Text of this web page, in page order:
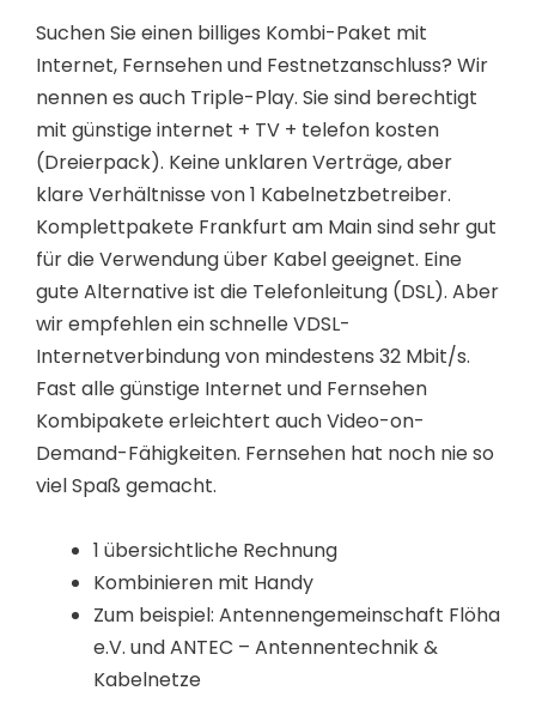
Suchen Sie einen billiges Kombi-Paket mit
Internet, Fernsehen und Festnetzanschluss? Wir
nennen es auch Triple-Play. Sie sind berechtigt
mit günstige internet + TV + telefon kosten
(Dreierpack). Keine unklaren Verträge, aber
klare Verhältnisse von 1 Kabelnetzbetreiber.
Komplettpakete Frankfurt am Main sind sehr gut
für die Verwendung über Kabel geeignet. Eine
gute Alternative ist die Telefonleitung (DSL). Aber
wir empfehlen ein schnelle VDSL-
Internetverbindung von mindestens 32 Mbit/s.
Fast alle günstige Internet und Fernsehen
Kombipakete erleichtert auch Video-on-
Demand-Fähigkeiten. Fernsehen hat noch nie so
viel Spaß gemacht.
1 übersichtliche Rechnung
Kombinieren mit Handy
Zum beispiel: Antennengemeinschaft Flöha
e.V. und ANTEC – Antennentechnik &
Kabelnetze